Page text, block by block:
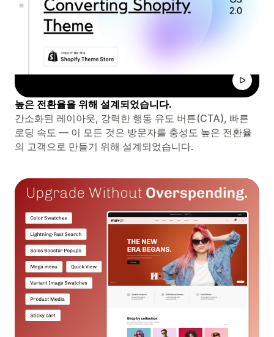
높은 전환율을 위해 설계되었습니다.
간소화된 레이아웃, 강력한 행동 유도 버튼(CTA), 빠른
로딩 속도 — 이 모든 것은 방문자를 충성도 높은 전환율
의 고객으로 만들기 위해 설계되었습니다.